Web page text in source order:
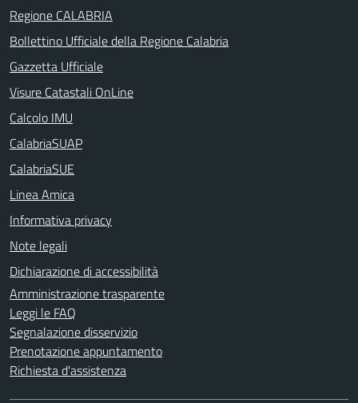
Regione CALABRIA
Bollettino Ufficiale della Regione Calabria
Gazzetta Ufficiale
Visure Catastali OnLine
Calcolo IMU
CalabriaSUAP
CalabriaSUE
Linea Amica
Informativa privacy
Note legali
Dichiarazione di accessibilità
Amministrazione trasparente
Leggi le FAQ
Segnalazione disservizio
Prenotazione appuntamento
Richiesta d'assistenza